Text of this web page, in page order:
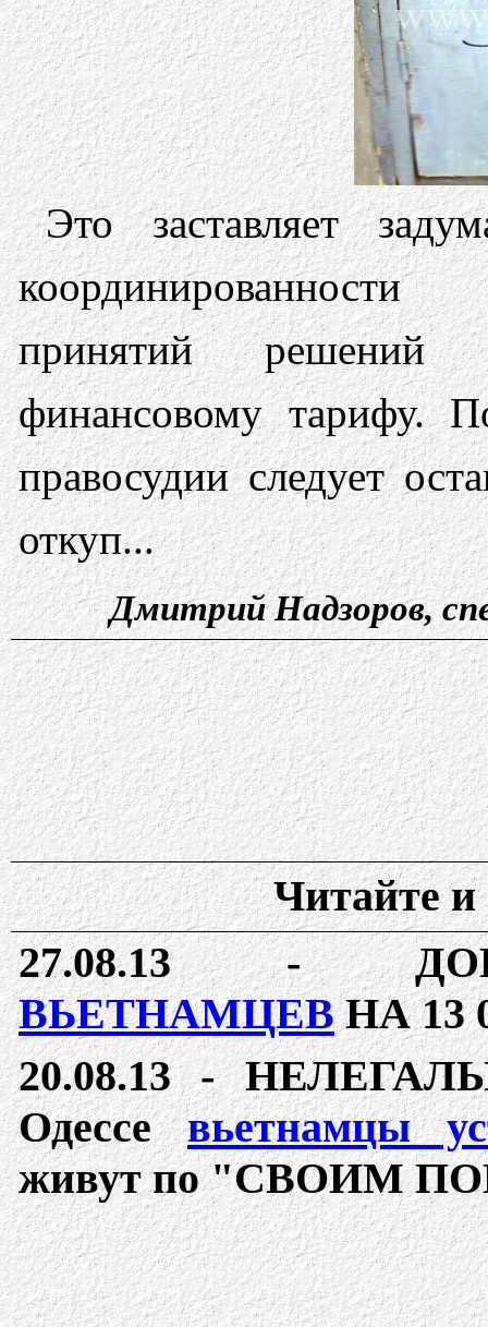
Это заставляет
принятий решений
финансовому тарифу.
правосудии следует
откуп...
Дмитрий Надзоров,
Читайте и
27.08.13 -
ВЬЕТНАМЦЕВНА 13
20.08.13 -
Одессевьетнамцы
живут по "СВОИМ